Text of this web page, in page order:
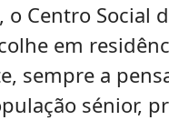
Centro Social
em
sempre a
sénior,